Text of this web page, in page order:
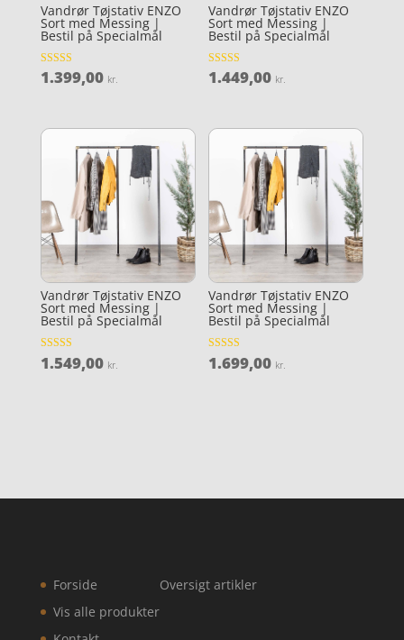
Vandrør Tøjstativ ENZO
Sort med Messing |
Bestil på Specialmål
Vurderet
4.4
1.399,00 kr.
Vandrør Tøjstativ ENZO
Sort med Messing |
Bestil på Specialmål
Vurderet
4.5
1.449,00 kr.
Vandrør Tøjstativ ENZO
Sort med Messing |
Bestil på Specialmål
Vurderet
3.7
1.549,00 kr.
Vandrør Tøjstativ ENZO
Sort med Messing |
Bestil på Specialmål
Vurderet
4.3
1.699,00 kr.
Forside
Vis alle produkter
Oversigt artikler